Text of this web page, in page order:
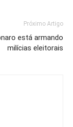
Próximo Artigo
está armando
milícias eleitorais